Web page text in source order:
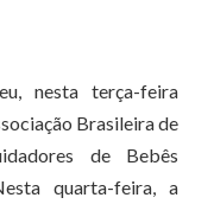
nesta terça-feira
Brasileira de
de Bebês
quarta-feira, a